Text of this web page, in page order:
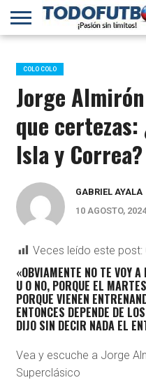
PRIMERA
B
SELECCIÓN
CHILENA
CHILENOS
EN EL
MUNDO
FÚTBOL
INTERNACIONAL
COLO COLO
Jorge
que
Isla y Correa?
GABRIEL AYALA
10 AGOSTO, 2024
Veces leído este post:
«OBVIAMENTE NO TE VOY
U O NO, PORQUE EL
PORQUE VIENEN
ENTONCES DEPENDE DE
DIJO SIN DECIR NADA EL
Vea y escuche a Jorge
Superclásico